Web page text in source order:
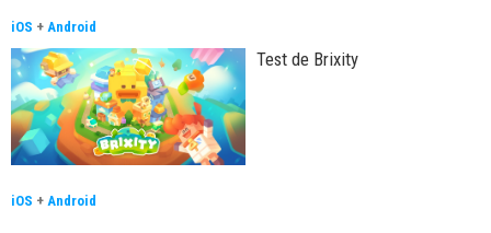
iOS + Android
Test de Brixity
iOS + Android